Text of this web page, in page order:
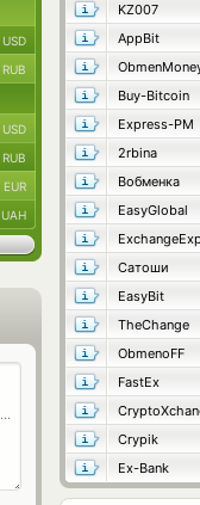
KZ007
AppBit
Buy-Bitcoin
Express-PM
2rbina
Вобменка
EasyGlobal
Сатоши
EasyBit
TheChange
ObmenoFF
FastEx
Crypik
Ex-Bank
USD
RUB
USD
RUB
EUR
UAH